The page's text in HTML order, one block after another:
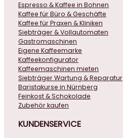
Espresso & Kaffee in Bohnen
Kaffee für Büro & Geschäfte
Kaffee für Praxen & Kliniken
Siebträger & Vollautomaten
Gastromaschinen
Eigene Kaffeemarke
Kaffeekonfigurator
Kaffeemaschinen mieten
Siebträger Wartung & Reparatur
Baristakurse in Nürnberg
Feinkost & Schokolade
Zubehör kaufen
KUNDENSERVICE